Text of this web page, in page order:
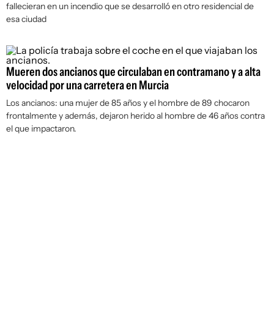
fallecieran en un incendio que se desarrolló en otro residencial de
esa ciudad
Mueren dos ancianos que circulaban en contramano y a alta
velocidad por una carretera en Murcia
Los ancianos: una mujer de 85 años y el hombre de 89 chocaron
frontalmente y además, dejaron herido al hombre de 46 años contra
el que impactaron.